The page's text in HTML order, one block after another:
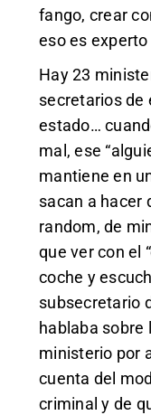
fango, crear
eso es
Hay 23
secretarios de
estado…
mal, ese
mantiene en
sacan a hacer
random, de
que ver con el
coche y
subsecretario
hablaba sobre
ministerio por
cuenta del
criminal y de